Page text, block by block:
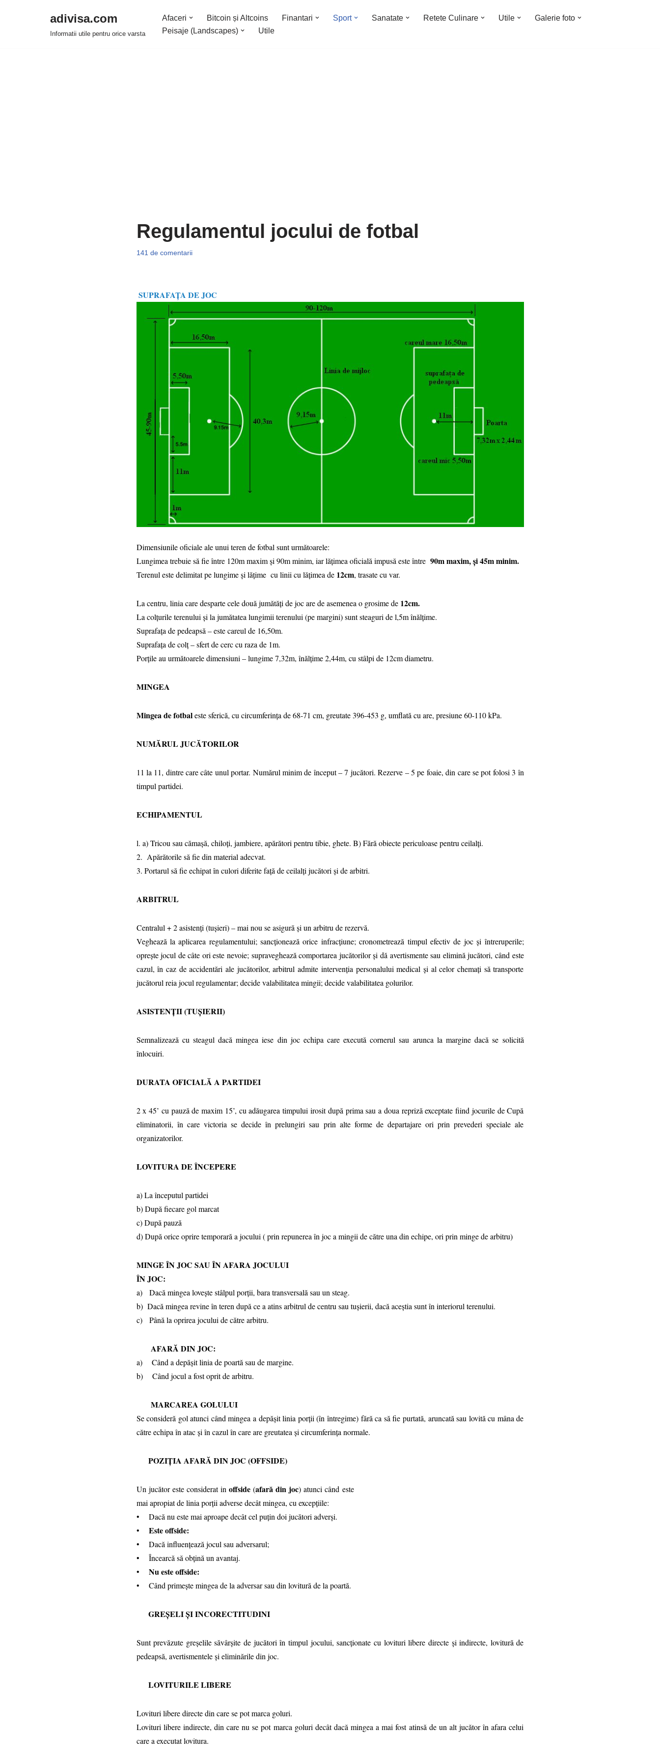
adivisa.com
Informatii utile pentru orice varsta
Afaceri Bitcoin și Altcoins Finantari Sport Sanatate Retete Culinare Utile
Galerie foto
Peisaje (Landscapes)
Utile
Regulamentul jocului de fotbal
141 de comentarii
SUPRAFAŢA DE JOC
Dimensiunile oficiale ale unui teren de fotbal sunt următoarele:
Lungimea trebuie să fie între 120m maxim şi 90m minim, iar lăţimea oficială impusă este între 90m maxim, şi 45m minim.
Terenul este delimitat pe lungime şi lăţime cu linii cu lăţimea de 12cm, trasate cu var.
La centru, linia care desparte cele două jumătăţi de joc are de asemenea o grosime de 12cm.
La colţurile terenului şi la jumătatea lungimii terenului (pe margini) sunt steaguri de l,5m înălţime.
Suprafaţa de pedeapsă – este careul de 16,50m.
Suprafaţa de colţ – sfert de cerc cu raza de 1m.
Porţile au următoarele dimensiuni – lungime 7,32m, înălţime 2,44m, cu stâlpi de 12cm diametru.
MINGEA
Mingea de fotbaleste sferică, cu circumferinţa de 68-71 cm, greutate 396-453 g, umflată cu are, presiune 60-110 kPa.
NUMĂRUL JUCĂTORILOR
11 la 11, dintre care câte unul portar. Numărul minim de început – 7 jucători. Rezerve – 5 pe foaie, din care se pot folosi 3 în
timpul partidei.
ECHIPAMENTUL
l. a) Tricou sau cămaşă, chiloţi, jambiere, apărători pentru tibie, ghete. B) Fără obiecte periculoase pentru ceilalţi.
2. Apărătorile să fie din material adecvat.
3. Portarul să fie echipat în culori diferite faţă de ceilalţi jucători şi de arbitri.
ARBITRUL
Centralul + 2 asistenţi (tuşieri) – mai nou se asigură şi un arbitru de rezervă.
Veghează la aplicarea regulamentului; sancţionează orice infracţiune; cronometrează timpul efectiv de joc şi întreruperile;
opreşte jocul de câte ori este nevoie; supraveghează comportarea jucătorilor şi dă avertismente sau elimină jucători, când este
cazul, în caz de accidentări ale jucătorilor, arbitrul admite intervenţia personalului medical şi al celor chemaţi să transporte
jucătorul reia jocul regulamentar; decide valabilitatea mingii; decide valabilitatea golurilor.
ASISTENŢII (TUŞIERII)
Semnalizează cu steagul dacă mingea iese din joc echipa care execută cornerul sau arunca la margine dacă se solicită
înlocuiri.
DURATA OFICIALĂ A PARTIDEI
2 x 45’ cu pauză de maxim 15’, cu adăugarea timpului irosit după prima sau a doua repriză exceptate fiind jocurile de Cupă
eliminatorii, în care victoria se decide în prelungiri sau prin alte forme de departajare ori prin prevederi speciale ale
organizatorilor.
LOVITURA DE ÎNCEPERE
a) La începutul partidei
b) După fiecare gol marcat
c) După pauză
d) După orice oprire temporară a jocului ( prin repunerea în joc a mingii de către una din echipe, ori prin minge de arbitru)
MINGE ÎN JOC SAU ÎN AFARA JOCULUI
ÎN JOC:
a) Dacă mingea loveşte stâlpul porţii, bara transversală sau un steag.
b) Dacă mingea revine în teren după ce a atins arbitrul de centru sau tuşierii, dacă aceştia sunt în interiorul terenului.
c) Până la oprirea jocului de către arbitru.
AFARĂ DIN JOC:
a) Când a depăşit linia de poartă sau de margine.
b) Când jocul a fost oprit de arbitru.
MARCAREA GOLULUI
Se consideră gol atunci când mingea a depăşit linia porţii (în întregime) fără ca să fie purtată, aruncată sau lovită cu mâna de
către echipa în atac şi în cazul în care are greutatea şi circumferinţa normale.
POZIŢIA AFARĂ DIN JOC (OFFSIDE)
Un jucător este considerat in offside(afară din joc) atunci când este
mai apropiat de linia porţii adverse decât mingea, cu excepţiile:
• Dacă nu este mai aproape decât cel puţin doi jucători adverşi.
•
Este offside:
• Dacă influenţează jocul sau adversarul;
• Încearcă să obţină un avantaj.
• Nu este offside:
• Când primeşte mingea de la adversar sau din lovitură de la poartă.
GREŞELI ŞI INCORECTITUDINI
Sunt prevăzute greşelile săvârşite de jucători în timpul jocului, sancţionate cu lovituri libere directe şi indirecte, lovitură de
pedeapsă, avertismentele şi eliminările din joc.
LOVITURILE LIBERE
Lovituri libere directe din care se pot marca goluri.
Lovituri libere indirecte, din care nu se pot marca goluri decât dacă mingea a mai fost atinsă de un alt jucător în afara celui
care a executat lovitura.